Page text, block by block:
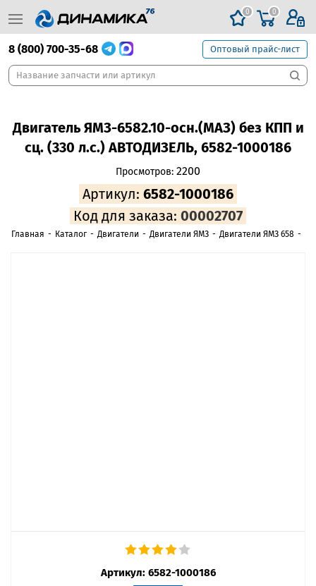
0 0
8 (800) 700-35-68 Оптовый прайс-лист
Двигатель ЯМЗ-6582.10-осн.(МАЗ) без КПП и
сц. (330 л.с.) АВТОДИЗЕЛЬ, 6582-1000186
Просмотров: 2200
Артикул: 6582-1000186
Код для заказа: 00002707
Главная - Каталог - Двигатели - Двигатели ЯМЗ - Двигатели ЯМЗ 658 -
Артикул: 6582-1000186